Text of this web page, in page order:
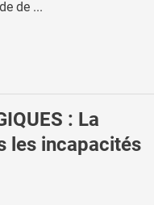
de ...
: La
les incapacités